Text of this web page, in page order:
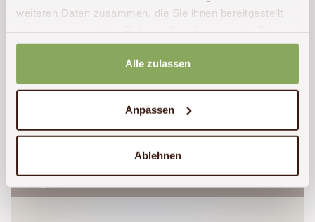
weiteren Daten zusammen, die Sie ihnen bereitgestellt
gesammelt haben.
Alle zulassen
Anpassen
Ablehnen
Unterkunft anfragen
Lage